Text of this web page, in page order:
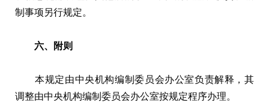
制事项另行规定。
六、附则
本规定由中央机构编制委员会办公室负责解释，其
调整由中央机构编制委员会办公室按规定程序办理。